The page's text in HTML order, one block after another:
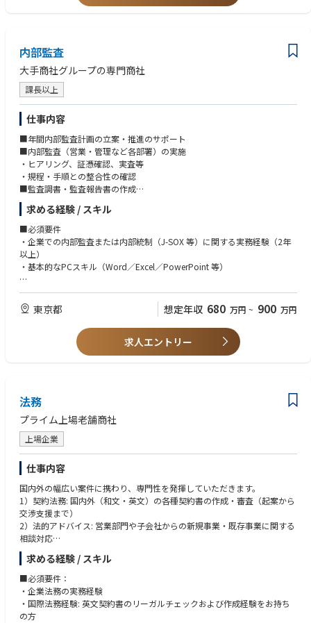
内部監査
大手商社グループの専門商社
課長以上
仕事内容
■年間内部監査計画の立案・推進のサポート
■内部監査（営業・管理など各部署）の実施
・ヒアリング、証憑確認、実査等
・規程・手順との整合性の確認
■監査調書・監査報告書の作成
■監査指摘事項に対する改善フォローアップ
■内部統制評価（J-SOX）に関する評価支援
■親会社監査組織による監査への対応（資料提出、質問への回答等）
※経験やスキルに応じて、担当範囲や役割を決定します。
求める経験 / スキル
■必須要件
・企業での内部監査または内部統制（J-SOX 等）に関する実務経験（2年
以上）
・基本的なPCスキル（Word／Excel／PowerPoint 等）
■歓迎要件
・内部監査に関する資格（QIA／CIA／CISA／簿記2級等）
東京都 想定年収 680 万円 ~ 900 万円
求人エントリー
法務
プライム上場老舗商社
上場企業
仕事内容
国内外の幅広い案件に携わり、専門性を発揮していただきます。
1）契約法務: 国内外（和文・英文）の各種契約書の作成・審査（起案から
交渉支援まで）
2）法的アドバイス: 営業部門や子会社からの新規事業・既存事業に関する
相談対応
3）コンプライアンス対応: 内部通報窓口の運営、コンプライアンスリスク
の管理、社内研修の企画・講師
4）知財管理: 特許・商標出願等の知的財産権マネジメント
5）戦略法務・その他: M&Aにおける法務デューデリジェンス・登記手続、
訴訟対応、弁護士・弁理士との連携
求める経験 / スキル
■必須要件：
・企業法務の実務経験
・国際法務経験: 英文契約書のリーガルチェックおよび作成経験をお持ち
の方